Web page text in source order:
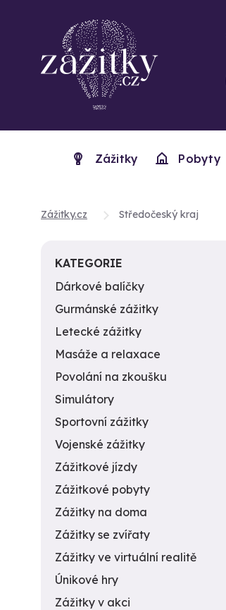
Zážitky Pobyty
Zážitky.cz Středočeský kraj
KATEGORIE
Dárkové balíčky
Gurmánské zážitky
Letecké zážitky
Masáže a relaxace
Povolání na zkoušku
Simulátory
Sportovní zážitky
Vojenské zážitky
Zážitkové jízdy
Zážitkové pobyty
Zážitky na doma
Zážitky se zvířaty
Zážitky ve virtuální realitě
Únikové hry
Zážitky v akci